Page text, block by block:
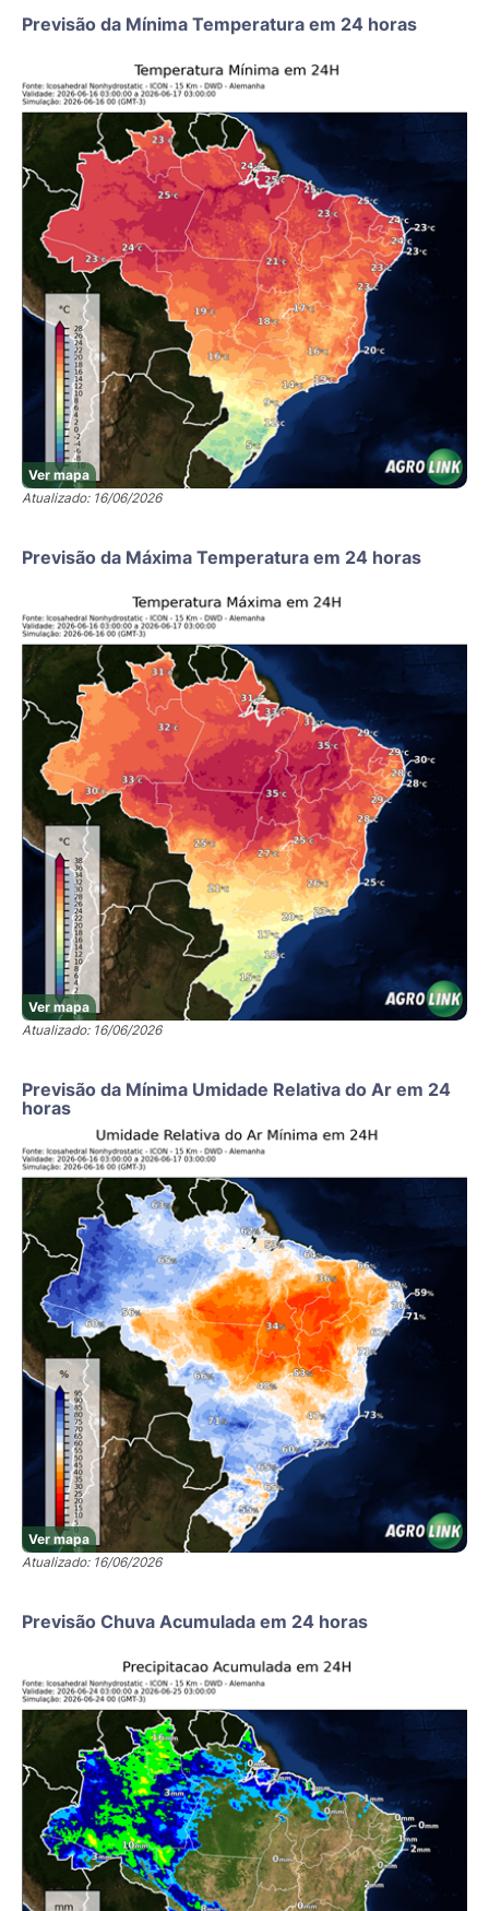
Previsão da Mínima Temperatura em 24 horas
Ver mapa
Atualizado: 16/06/2026
Previsão da Máxima Temperatura em 24 horas
Ver mapa
Atualizado: 16/06/2026
Previsão da Mínima Umidade Relativa do Ar em 24
horas
Ver mapa
Atualizado: 16/06/2026
Previsão Chuva Acumulada em 24 horas